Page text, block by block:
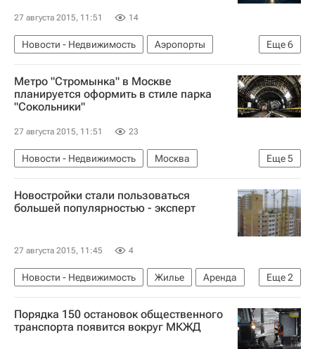
27 августа 2015, 11:51 14
Еще6
Новости - Недвижимость
Аэропорты
Мостотрест
Нижний Новгород
Бинбанк
Инфраструктура
Ипотека
Метро "Стромынка" в Москве
планируется оформить в стиле парка
"Сокольники"
27 августа 2015, 11:51 23
Еще5
Новости - Недвижимость
Москва
Строительство метро в Москве
Метро
Инфраструктура
Строительство
Новостройки стали пользоваться
большей популярностью - эксперт
27 августа 2015, 11:45 4
Еще2
Новости - Недвижимость Жилье
Аренда
Недвижимость
Россия
Порядка 150 остановок общественного
транспорта появится вокруг МКЖД